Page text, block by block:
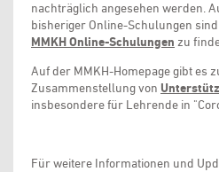
nachträglich angesehen werden.
bisheriger Online-Schulungen
MMKH Online-Schulungen zu
Auf der MMKH-Homepage gibt es
Zusammenstellung von
insbesondere für Lehrende in
Für weitere Informationen und